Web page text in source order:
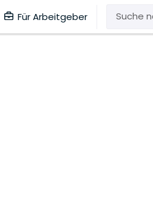
Für Arbeitgeber